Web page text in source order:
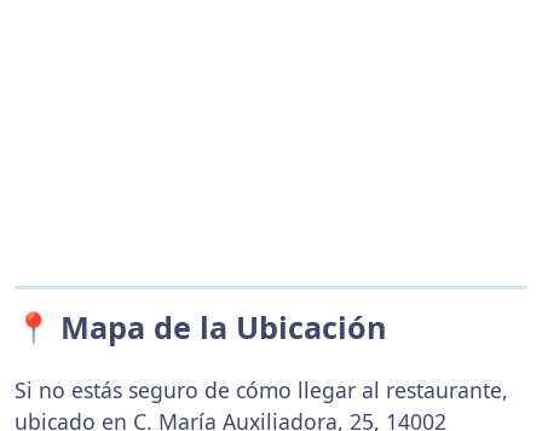
📍 Mapa de la Ubicación
Si no estás seguro de cómo llegar al restaurante,
ubicado en C. María Auxiliadora, 25, 14002